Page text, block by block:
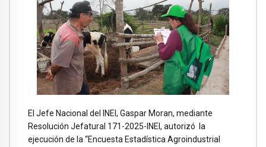
El Jefe Nacional del INEI, Gaspar Moran, mediante
Resolución Jefatural 171-2025-INEI, autorizó la
ejecución de la “Encuesta Estadística Agroindustrial